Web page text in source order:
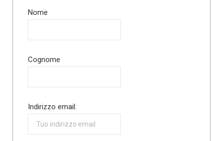
Nome
Cognome
Indirizzo email: